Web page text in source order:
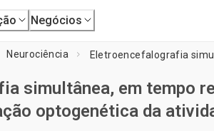
Negócios
Neurociência
simultânea, em tempo
optogenética da